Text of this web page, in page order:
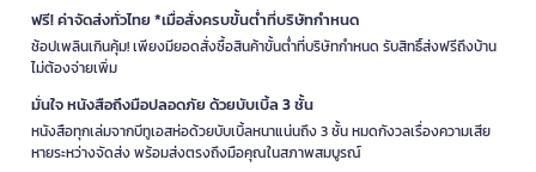
ฟรี! ค่าจัดส่งทั่วไทย *เมื่อสั่งครบขั้นต่ำที่บริษัทกำหนด
ช้อปเพลินเกินคุ้ม! เพียงมียอดสั่งซื้อสินค้าขั้นต่ำที่บริษัทกำหนด รับสิทธิ์ส่งฟรีถึงบ้าน
ไม่ต้องจ่ายเพิ่ม
มั่นใจ หนังสือถึงมือปลอดภัย ด้วยบับเบิ้ล 3 ชั้น
หนังสือทุกเล่มจากบีทูเอสห่อด้วยบับเบิ้ลหนาแน่นถึง 3 ชั้น หมดกังวลเรื่องความเสีย
หายระหว่างจัดส่ง พร้อมส่งตรงถึงมือคุณในสภาพสมบูรณ์